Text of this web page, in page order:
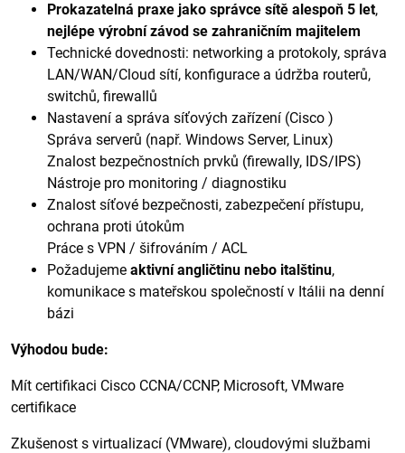
Prokazatelná praxe jako správce sítě alespoň 5 let,
nejlépe výrobní závod se zahraničním majitelem
Technické dovednosti: networking a protokoly, správa
LAN/WAN/Cloud sítí, konfigurace a údržba routerů,
switchů, firewallů
Nastavení a správa síťových zařízení (Cisco )
Správa serverů (např. Windows Server, Linux)
Znalost bezpečnostních prvků (firewally, IDS/IPS)
Nástroje pro monitoring / diagnostiku
Znalost síťové bezpečnosti, zabezpečení přístupu,
ochrana proti útokům
Práce s VPN / šifrováním / ACL
Požadujeme aktivní angličtinu nebo italštinu,
komunikace s mateřskou společností v Itálii na denní
bázi
Výhodou bude:
Mít certifikaci Cisco CCNA/CCNP, Microsoft, VMware
certifikace
Zkušenost s virtualizací (VMware), cloudovými službami